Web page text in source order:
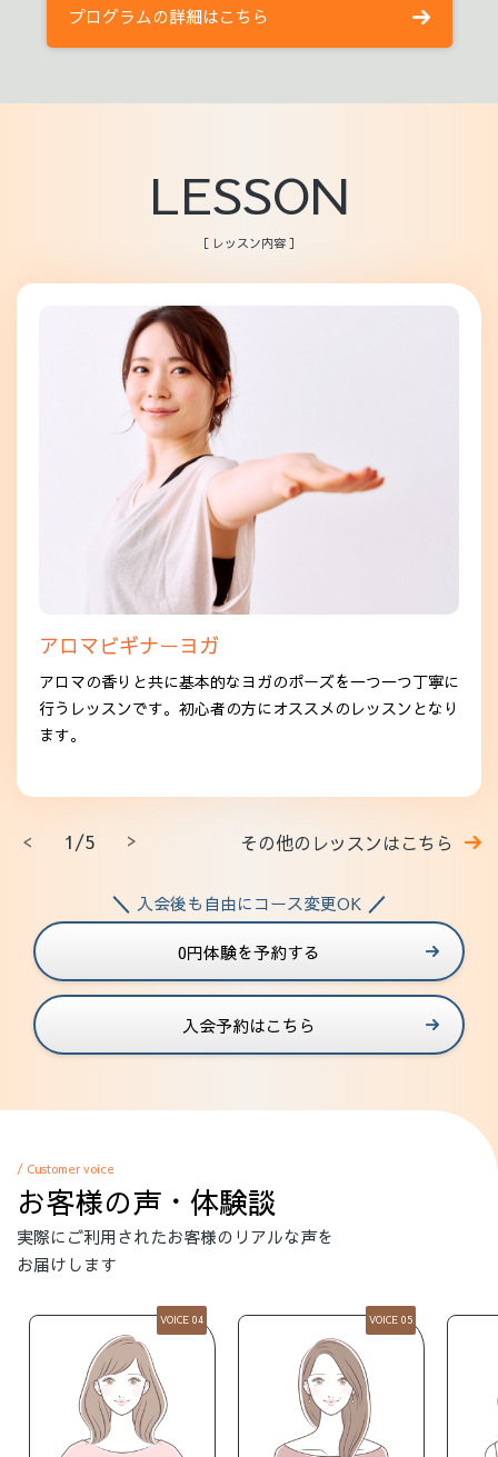
プログラムの詳細はこちら
LESSON
［ レッスン内容 ］
アロマビギナーヨガ
アロマの香りと共に基本的なヨガのポーズを一つ一つ丁寧に
行うレッスンです。初心者の方にオススメのレッスンとなり
ます。
1/5 その他のレッスンはこちら
入会後も自由にコース変更OK
0円体験を予約する
入会予約はこちら
/ Customer voice
お客様の声・体験談
実際にご利用されたお客様のリアルな声を
お届けします
VOICE 04 VOICE 05